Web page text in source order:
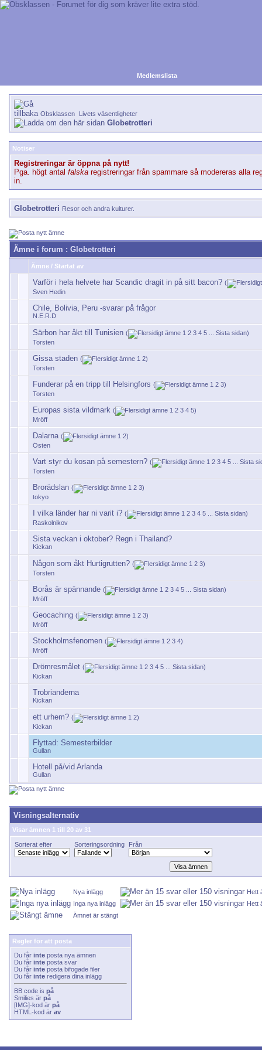
Medlemslista
Obsklassen Livets väsentligheter
Globetrotteri
Notiser
Registreringar är öppna på nytt!
Pga. högt antal falska registreringar från spammare så modereras alla
in.
Globetrotteri Resor och andra kulturer.
Ämne i forum : Globetrotteri
Ämne / Startat av
Varför i hela helvete har Scandic dragit in på sitt bacon? (
Sven Hedin
Chile, Bolivia, Peru -svarar på frågor
N.E.R.D
Särbon har åkt till Tunisien ( 1 2 3 4 5 Sista sidan)
Torsten
Gissa staden ( 1 2)
Torsten
Funderar på en tripp till Helsingfors ( 1 2 3)
Torsten
Europas sista vildmark ( 1 2 3 4 5)
Mröff
Dalarna ( 1 2)
Östen
Vart styr du kosan på semestern? ( 1 2 3 4 5
Sista
Torsten
Brorädslan ( 1 2 3)
tokyo
I vilka länder har ni varit i? ( 1 2 3 4 5 Sista sidan)
Raskolnikov
Sista veckan i oktober? Regn i Thailand?
Kickan
Någon som åkt Hurtigrutten? ( 1 2 3)
Torsten
Borås är spännande ( 1 2 3 4 5 Sista sidan)
Mröff
Geocaching ( 1 2 3)
Mröff
Stockholmsfenomen ( 1 2 3 4)
Mröff
Drömresmålet ( 1 2 3 4 5 Sista sidan)
Kickan
Trobrianderna
Kickan
ett urhem? ( 1 2)
Kickan
Flyttad: Semesterbilder
Gullan
Hotell på/vid Arlanda
Gullan
Visningsalternativ
Visar ämnen 1 till 20 av 31
Sorterat efter Sorteringsordning Från
Nya inlägg
Hett
Inga nya inlägg
Hett
Ämnet är stängt
Regler för att posta
Du får inte posta nya ämnen
Du får inte posta svar
Du får inte posta bifogade filer
Du får inte redigera dina inlägg
BB code is på
Smilies är på
[IMG]-kod är på
HTML-kod är av